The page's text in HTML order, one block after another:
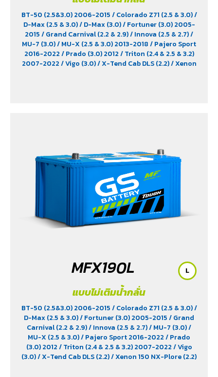
BT-50 (2.5&3.0) 2006-2015/ Colorado Z71 (2.5 & 3.0)/
D-Max (2.5 & 3.0)/ D-Max (3.0)/ Fortuner (3.0) 2005-
2015/ Grand Carnival (2.2 & 2.9)/ Innova (2.5 & 2.7)/
MU-7 (3.0)/ MU-X (2.5 & 3.0) 2013-2018/ Pajero Sport
2016-2022/ Prado (3.0) 2012/ Triton (2.4 & 2.5 & 3.2)
2007-2022/ Vigo (3.0)/ X-Tend Cab DLS (2.2)/ Xenon
MFX190L
แบบไม่เติมน้ำกลั่น
BT-50 (2.5&3.0) 2006-2015/ Colorado Z71 (2.5 & 3.0)/
D-Max (2.5 & 3.0)/ Fortuner (3.0) 2005-2015/ Grand
Carnival (2.2 & 2.9)/ Innova (2.5 & 2.7)/ MU-7 (3.0)/
MU-X (2.5 & 3.0)/ Pajero Sport 2016-2022/ Prado
(3.0) 2012/ Triton (2.4 & 2.5 & 3.2) 2007-2022/ Vigo
(3.0)/ X-Tend Cab DLS (2.2)/ Xenon 150 NX-Plore (2.2)
L